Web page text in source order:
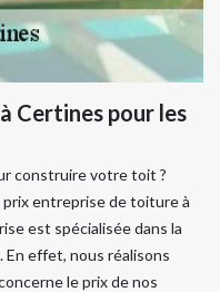
Certines pour les
construire votre toit ?
entreprise de toiture à
est spécialisée dans la
effet, nous réalisons
le prix de nos